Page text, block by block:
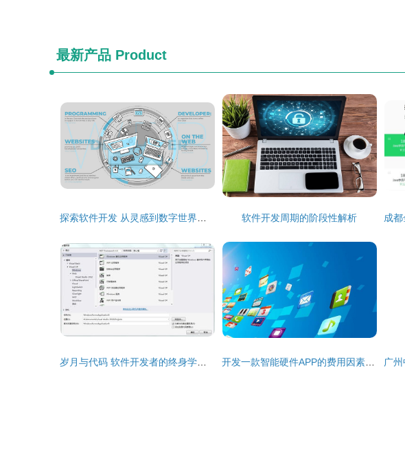
最新产品 Product
软件开发周期的阶段性解析